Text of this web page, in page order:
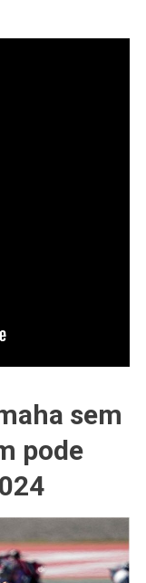
sem
pode